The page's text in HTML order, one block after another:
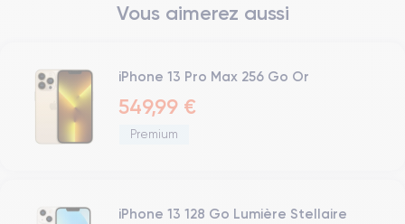
Vous aimerez aussi
iPhone 13 Pro Max 256 Go Or
549,99 €
Premium
iPhone 13 128 Go Lumière Stellaire